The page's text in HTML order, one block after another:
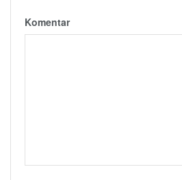
Komentar